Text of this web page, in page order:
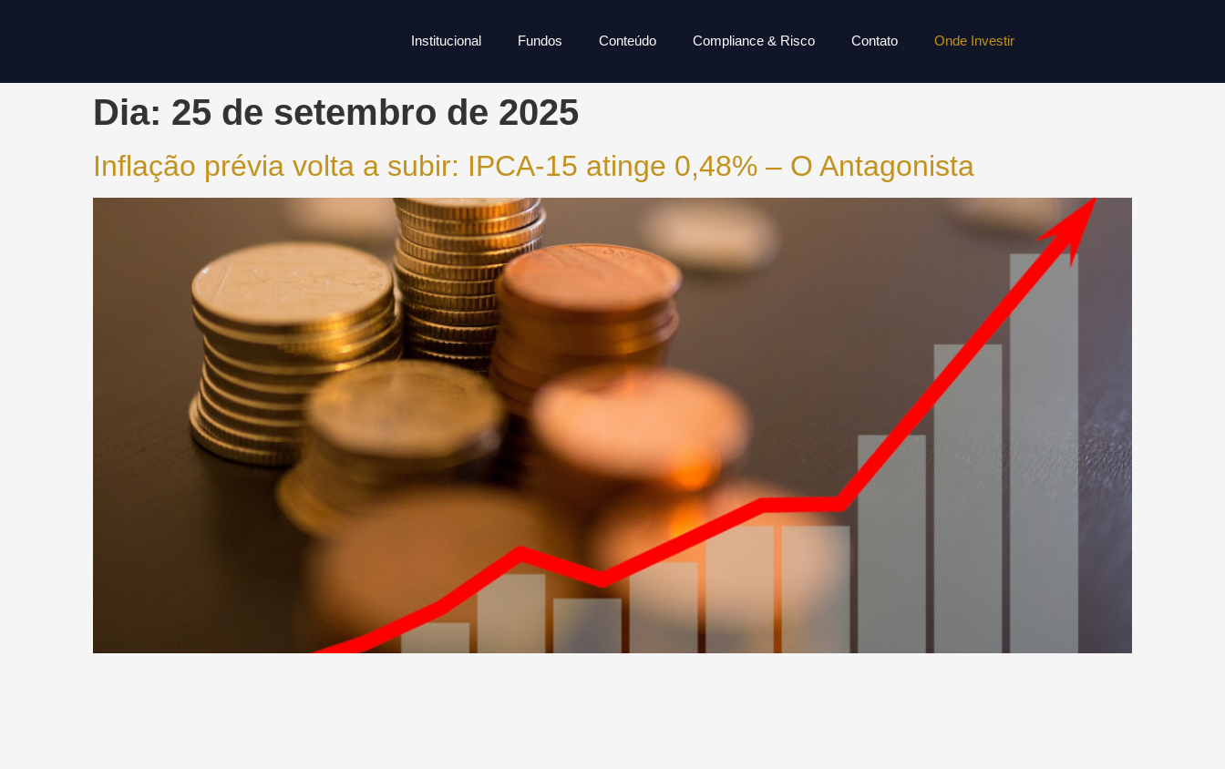
Institucional Fundos Conteúdo Compliance & Risco Contato Onde Investir
Dia: 25 de setembro de 2025
Inflação prévia volta a subir: IPCA-15 atinge 0,48% – O Antagonista